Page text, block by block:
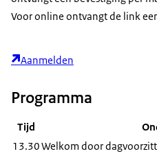
Voor online ontvangt de link
Aanmelden
Programma
Tijd
13.30Welkom door